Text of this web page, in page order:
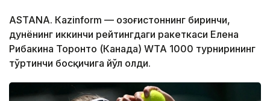
ASTANА. Кazinform — Қозоғистоннинг биринчи,
дунёнинг иккинчи рейтингдаги ракеткаси Елена
Рибакина Торонто (Канада) WТА 1000 турнирининг
тўртинчи босқичига йўл олди.